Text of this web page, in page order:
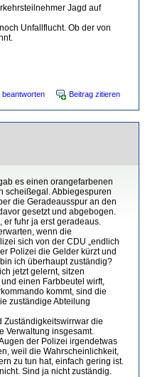
Jagd auf
Unfallflucht. Ob der von
beantworten Beitrag zitieren
es einen orangefarbenen
scheißegal. Abbiegespuren
die Geradeausspur an den
gesetzt und abgebogen.
er fuhr ja erst geradeaus.
wenn die
sich von der CDU „endlich
Polizei die Gelder kürzt und
ich überhaupt zuständig?
jetzt gelernt, sitzen
einen Farbbeutel wirft,
kommt, sind die
zuständige Abteilung
Zuständigkeitswirrwar die
Verwaltung insgesamt.
der Polizei irgendetwas
weil die Wahrscheinlichkeit,
zu tun hat, einfach gering ist.
Sind ja nicht zuständig.